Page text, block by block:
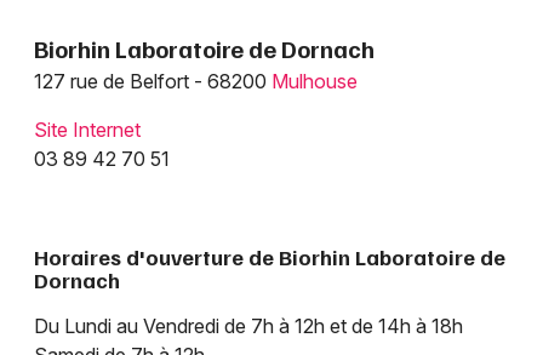
Actus à Mulhouse
Actus tourisme & loisirs
Biorhin Laboratoire de Dornach
127 rue de Belfort - 68200 Mulhouse
Site Internet
03 89 42 70 51
Horaires d'ouverture de Biorhin Laboratoire de
Dornach
Du Lundi au Vendredi de 7h à 12h et de 14h à 18h